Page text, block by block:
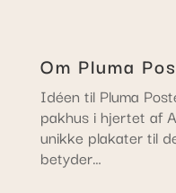
Om Pluma
Idéen til Pluma
pakhus i hjertet af
unikke plakater til
betyder…